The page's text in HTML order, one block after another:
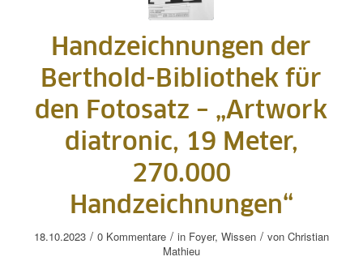
Handzeichnungen der
Berthold-Bibliothek für
den Fotosatz – „Artwork
diatronic, 19 Meter,
270.000
Handzeichnungen“
18.10.2023 / 0 Kommentare / in Foyer, Wissen / von Christian
Mathieu